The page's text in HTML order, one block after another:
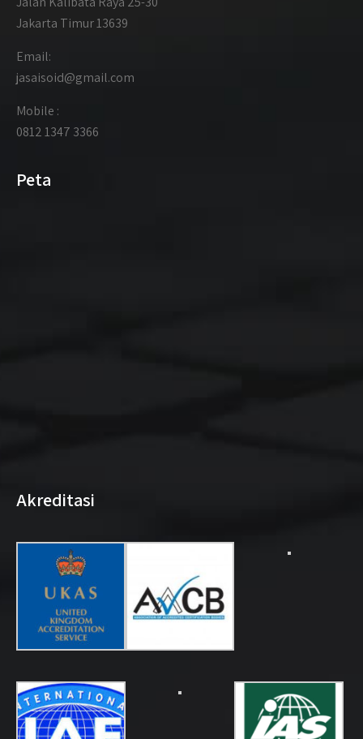
Jakarta Timur 13639
Email:
jasaisoid@gmail.com
Mobile :
0812 1347 3366
Peta
Akreditasi